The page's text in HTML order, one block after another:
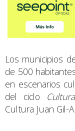
Los municipios
de 500
en escenarios
del ciclo
Cultura Juan Gil-